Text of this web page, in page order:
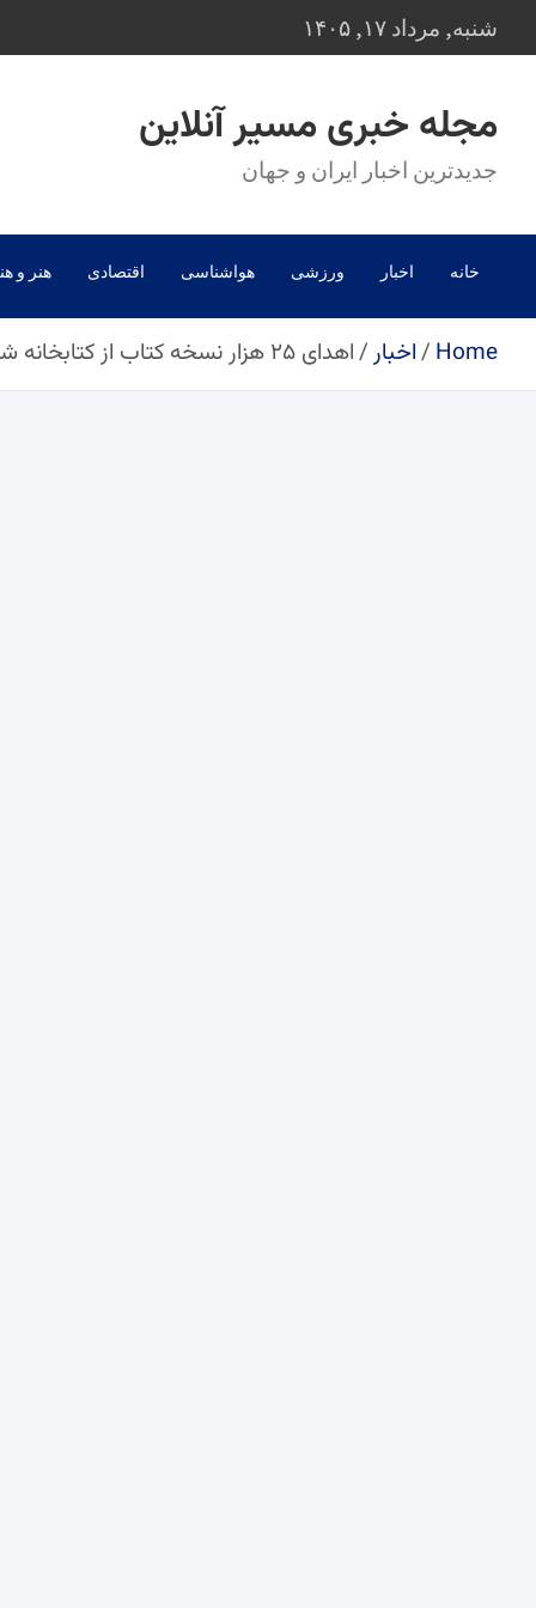
to
شنبه, مرداد ۱۷, ۱۴۰۵
مجله خبری مسیر آنلاین
جدیدترین اخبار ایران و جهان
خانه اخبار ورزشی هواشناسی اقتصادی هنر و
Home اخبار اهدای ۲۵ هزار نسخه کتاب از کتابخانه شخصی روحانی به ملی